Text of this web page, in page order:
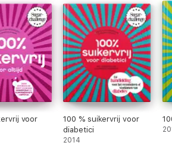
vol lekkers.
je eetgewoontes.
voor
100 % suikervrij voor
diabetici
2014